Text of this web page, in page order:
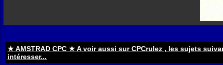
★ AMSTRAD CPC ★ A voir aussi sur CPCrulez , les sujets
intéresser...